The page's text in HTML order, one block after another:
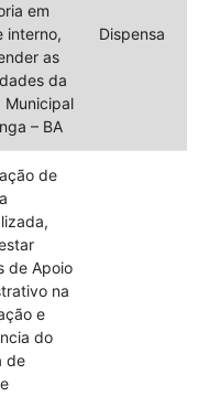
em
interno,
as
da
Municipal
– BA
Dispensa
de
de Apoio
na
e
do
de